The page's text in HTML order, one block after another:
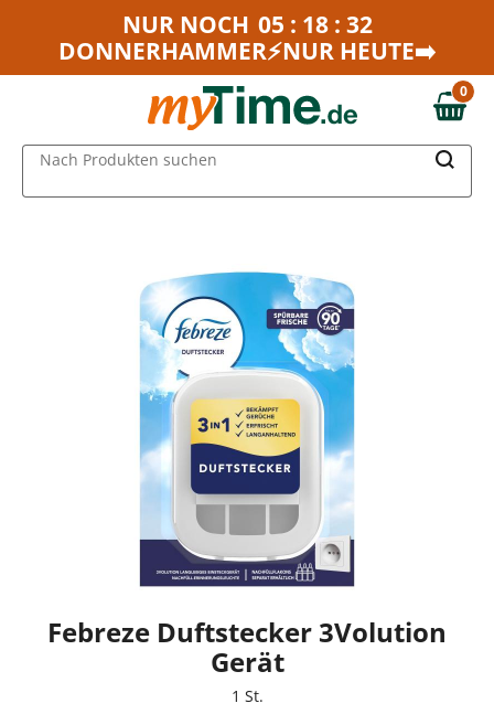
Zum Hauptinhalt springen
Zur Navigation springen
NUR NOCH 05 : 18 : 32
DONNERHAMMER⚡NUR HEUTE➡️
0,00 €
0
Nach Produkten suchen
Febreze Duftstecker 3Volution
Gerät
1 St.